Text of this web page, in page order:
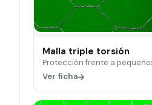
Malla triple torsión
Protección frente a
Ver ficha